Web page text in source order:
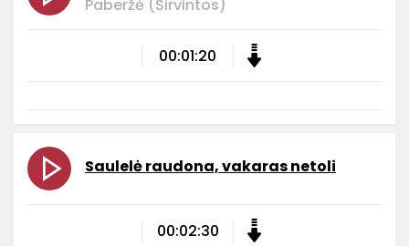
Paberžė (Širvintos)
00:01:20
Saulelė raudona, vakaras netoli
00:02:30